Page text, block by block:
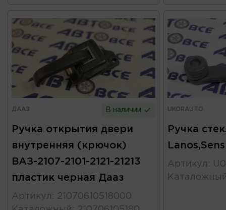
ДААЗ В наличии
Ручка открытия двери
внутренняя (крючок)
ВАЗ-2107-2101-2121-21213
пластик черная Дааз
Артикул : 21070610518000
UKORAUTO
Ручка
Артикул :